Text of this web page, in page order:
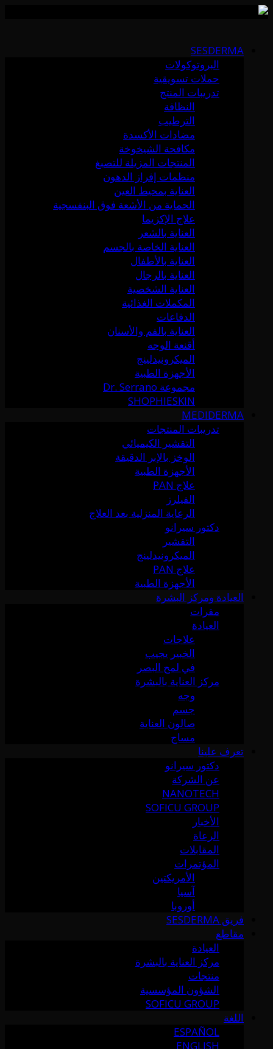
content
SESDERMA
البروتوكولات
حملات تسويقية
تدريبات المنتج
النظافة
الترطيب
مضادات الأكسدة
مكافحة الشيخوخة
المنتجات المزيلة للتصبغ
منظمات إفراز الدهون
العناية بمحيط العين
الحماية من الأشعة فوق البنفسجية
علاج الإكزيما
العناية بالشعر
العناية الخاصة بالجسم
العناية بالأطفال
العناية بالرجال
العناية الشخصية
المكملات الغذائية
الدفاعات
العناية بالفم والأسنان
أقنعة الوجه
الميكرونيدلينج
الأجهزة الطبية
مجموعة Dr. Serrano
SHOPHIESKIN
MEDIDERMA
تدريبات المنتجات
التقشير الكيميائي
الوخز بالإبر الدقيقة
الأجهزة الطبية
علاج PAN
الفيلرز
الرعاية المنزلية بعد العلاج
دكتور سيرانو
التقشير
الميكرونيدلينج
علاج PAN
الأجهزة الطبية
العيادة ومركز البشرة
مقرات
العيادة
علاجات
الخبير يجيب
في لمح البصر
مركز العناية بالبشرة
وجه
جسم
صالون العناية
مساج
تعرف علينا
دكتور سيرانو
عن الشركة
NANOTECH
SOFICU GROUP
الأخبار
الرعاة
المقابلات
المؤتمرات
الأمريكتين
آسيا
أوروبا
فريق SESDERMA
مقاطع
العيادة
مركز العناية بالبشرة
منتجات
الشؤون المؤسسية
SOFICU GROUP
اللغة
ESPAÑOL
ENGLISH